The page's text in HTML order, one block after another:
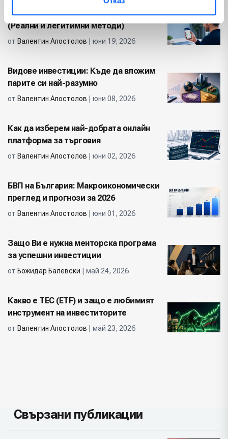
Как да печелим пари от телефона си
(Реални и легитимни методи)
от Валентин Апостолов | юни 19, 2026
Видове инвестиции: Къде да вложим
парите си най-разумно
от Валентин Апостолов | юни 08, 2026
Как да изберем най-добрата онлайн
платформа за търговия
от Валентин Апостолов | юни 02, 2026
БВП на България: Макроикономически
преглед и прогнози за 2026
от Валентин Апостолов | юни 01, 2026
Защо Ви е нужна менторска програма
за успешни инвестиции
от Божидар Балевски | май 24, 2026
Какво е ТЕС (ETF) и защо е любимият
инструмент на инвеститорите
от Валентин Апостолов | май 23, 2026
Свързани публикации